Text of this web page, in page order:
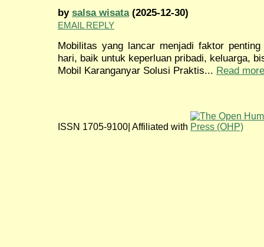
by salsa wisata(2025-12-30)
EMAIL REPLY
Mobilitas yang lancar menjadi faktor
hari, baik untuk keperluan pribadi, keluarga,
Mobil Karanganyar Solusi Praktis... Read more
ISSN 1705-9100| Affiliated with